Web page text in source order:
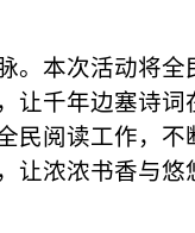
。本次活动将
让千年边塞诗
民阅读工作，
让浓浓书香与